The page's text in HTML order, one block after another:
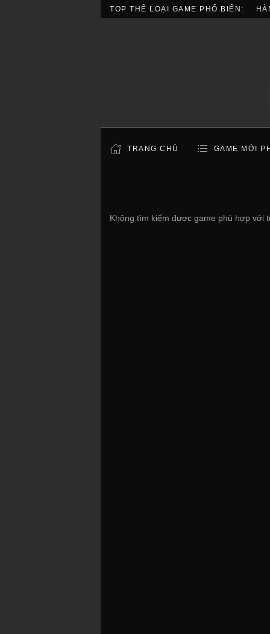
TOP THỂ LOẠI GAME PHỔ BIẾN:
TRANG CHỦ GAME MỚI
Không tìm kiếm được game phù hợp với